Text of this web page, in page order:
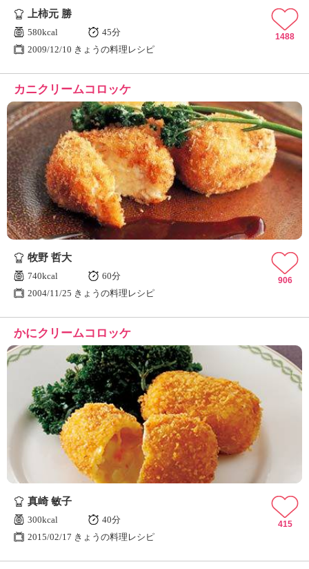
上柿元 勝
580kcal
45分
2009/12/10 きょうの料理レシピ
1488
カニクリームコロッケ
牧野 哲大
740kcal
60分
2004/11/25 きょうの料理レシピ
906
かにクリームコロッケ
真崎 敏子
300kcal
40分
2015/02/17 きょうの料理レシピ
415